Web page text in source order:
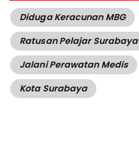
Diduga Keracunan MBG
Ratusan Pelajar Surabaya
Jalani Perawatan Medis
Kota Surabaya